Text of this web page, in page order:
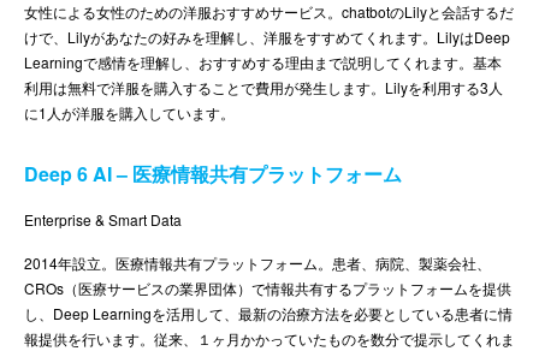
女性による女性のための洋服おすすめサービス。chatbotのLilyと会話するだ
けで、Lilyがあなたの好みを理解し、洋服をすすめてくれます。LilyはDeep
Learningで感情を理解し、おすすめする理由まで説明してくれます。基本
利用は無料で洋服を購入することで費用が発生します。Lilyを利用する3人
に1人が洋服を購入しています。
Deep 6 AI – 医療情報共有プラットフォーム
Enterprise & Smart Data
2014年設立。医療情報共有プラットフォーム。患者、病院、製薬会社、
CROs（医療サービスの業界団体）で情報共有するプラットフォームを提供
し、Deep Learningを活用して、最新の治療方法を必要としている患者に情
報提供を行います。従来、１ヶ月かかっていたものを数分で提示してくれま